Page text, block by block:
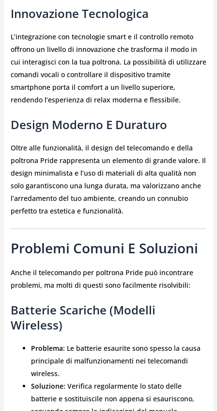
Innovazione Tecnologica
L’integrazione con tecnologie smart e il controllo remoto
offrono un livello di innovazione che trasforma il modo in
cui interagisci con la tua poltrona. La possibilità di utilizzare
comandi vocali o controllare il dispositivo tramite
smartphone porta il comfort a un livello superiore,
rendendo l’esperienza di relax moderna e flessibile.
Design Moderno E Duraturo
Oltre alle funzionalità, il design del telecomando e della
poltrona Pride rappresenta un elemento di grande valore. Il
design minimalista e l’uso di materiali di alta qualità non
solo garantiscono una lunga durata, ma valorizzano anche
l’arredamento del tuo ambiente, creando un connubio
perfetto tra estetica e funzionalità.
Problemi Comuni E Soluzioni
Anche il telecomando per poltrona Pride può incontrare
problemi, ma molti di questi sono facilmente risolvibili:
Batterie Scariche (Modelli
Wireless)
Problema: Le batterie esaurite sono spesso la causa
principale di malfunzionamenti nei telecomandi
wireless.
Soluzione: Verifica regolarmente lo stato delle
batterie e sostituiscile non appena si esauriscono,